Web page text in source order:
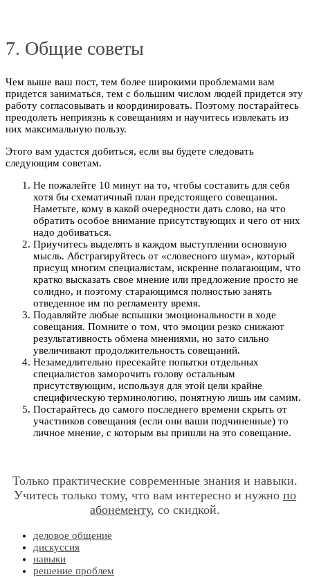
7. Общие советы
Чем выше ваш пост, тем более широкими проблемами вам
придется заниматься, тем с большим числом людей придется эту
работу согласовывать и координировать. Поэтому постарайтесь
преодолеть неприязнь к совещаниям и научитесь извлекать из
них максимальную пользу.
Этого вам удастся добиться, если вы будете следовать
следующим советам.
Не пожалейте 10 минут на то, чтобы составить для себя
хотя бы схематичный план предстоящего совещания.
Наметьте, кому в какой очередности дать слово, на что
обратить особое внимание присутствующих и чего от них
надо добиваться.
Приучитесь выделять в каждом выступлении основную
мысль. Абстрагируйтесь от «словесного шума», который
присущ многим специалистам, искренне полагающим, что
кратко высказать свое мнение или предложение просто не
солидно, и поэтому старающимся полностью занять
отведенное им по регламенту время.
Подавляйте любые вспышки эмоциональности в ходе
совещания. Помните о том, что эмоции резко снижают
результативность обмена мнениями, но зато сильно
увеличивают продолжительность совещаний.
Незамедлительно пресекайте попытки отдельных
специалистов заморочить голову остальным
присутствующим, используя для этой цели крайне
специфическую терминологию, понятную лишь им самим.
Постарайтесь до самого последнего времени скрыть от
участников совещания (если они ваши подчиненные) то
личное мнение, с которым вы пришли на это совещание.
Только практические современные знания и навыки.
Учитесь только тому, что вам интересно и нужно по
абонементу, со скидкой.
деловое общение
дискуссия
навыки
решение проблем